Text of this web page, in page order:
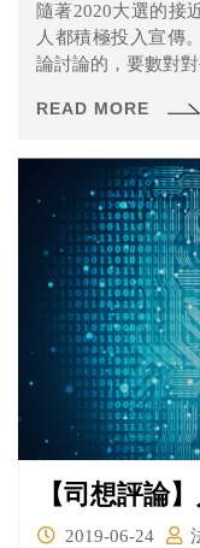
隨著2020大選的接
人都積極投入宣傳
論討論的，要數對
READ MORE
【司想評論
2019-06-24